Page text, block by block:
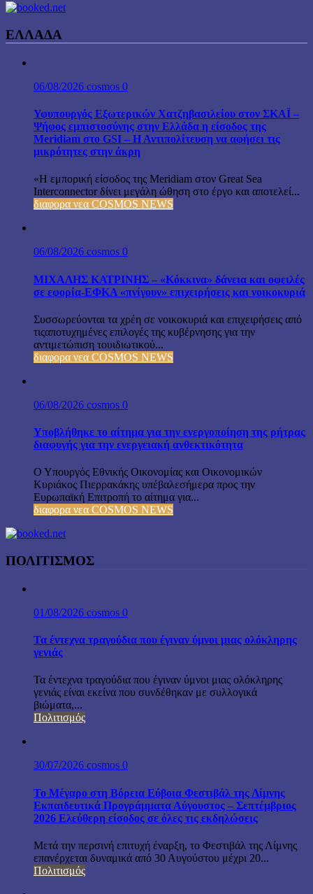
ΕΛΛΑΔΑ
06/08/2026 cosmos 0
Υφυπουργός Εξωτερικών Χατζηβασιλείου στον ΣΚΑΪ –
Ψήφος εμπιστοσύνης στην Ελλάδα η είσοδος της
Meridiam στο GSI – Η Αντιπολίτευση να αφήσει τις
μικρότητες στην άκρη
«Η εμπορική είσοδος της Meridiam στον Great Sea
Interconnector δίνει μεγάλη ώθηση στο έργο και αποτελεί...
διαφορα νεα COSMOS NEWS
06/08/2026 cosmos 0
ΜΙΧΑΛΗΣ ΚΑΤΡΙΝΗΣ – «Κόκκινα» δάνεια και οφειλές
σε εφορία-ΕΦΚΑ «πνίγουν» επιχειρήσεις και νοικοκυριά
Συσσωρεύονται τα χρέη σε νοικοκυριά και επιχειρήσεις από
τιςαποτυχημένες επιλογές της κυβέρνησης για την
αντιμετώπιση τουιδιωτικού...
διαφορα νεα COSMOS NEWS
06/08/2026 cosmos 0
Υποβλήθηκε το αίτημα για την ενεργοποίηση της ρήτρας
διαφυγής για την ενεργειακή ανθεκτικότητα
Ο Υπουργός Εθνικής Οικονομίας και Οικονομικών
Κυριάκος Πιερρακάκης υπέβαλεσήμερα προς την
Ευρωπαϊκή Επιτροπή το αίτημα για...
διαφορα νεα COSMOS NEWS
ΠΟΛΙΤΙΣΜΟΣ
01/08/2026 cosmos 0
Τα έντεχνα τραγούδια που έγιναν ύμνοι μιας ολόκληρης
γενιάς
Τα έντεχνα τραγούδια που έγιναν ύμνοι μιας ολόκληρης
γενιάς είναι εκείνα που συνδέθηκαν με συλλογικά
βιώματα,...
Πολιτισμός
30/07/2026 cosmos 0
Το Μέγαρο στη Βόρεια Εύβοια Φεστιβάλ της Λίμνης
Εκπαιδευτικά Προγράμματα Αύγουστος – Σεπτέμβριος
2026 Ελεύθερη είσοδος σε όλες τις εκδηλώσεις
Μετά την περσινή επιτυχή έναρξη, το Φεστιβάλ της Λίμνης
επανέρχεται δυναμικά από 30 Αυγούστου μέχρι 20...
Πολιτισμός